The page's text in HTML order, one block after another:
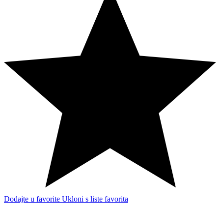
Dodajte u favorite Ukloni s liste favorita